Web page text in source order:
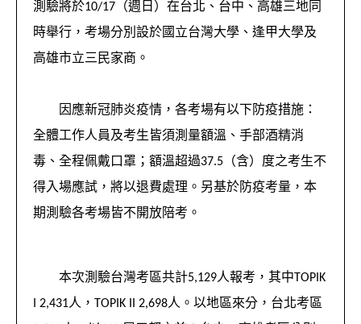
測驗將於10/17（週日）在台北、台中、高雄三地同
時舉行，考場分別設於國立台灣大學、逢甲大學及
高雄市立三民家商。
因應新冠肺炎疫情，各考場有以下防疫措施：
全體工作人員及考生皆須測量額溫、手部酒精消
毒、全程佩戴口罩；額溫超過37.5（含）度之考生不
得入場應試，將以退費處理。另基於防疫考量，本
期測驗各考場皆不開放陪考。
本次測驗台灣考區共計5,129人報考，其中TOPIK
I 2,431人，TOPIK II 2,698人。以地區來分，台北考區